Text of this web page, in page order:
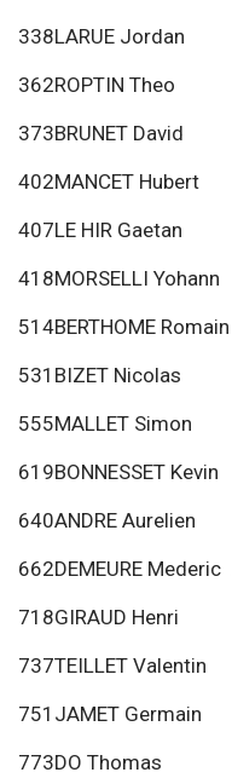
338LARUE Jordan
362ROPTIN Theo
373BRUNET David
402MANCET Hubert
407LE HIR Gaetan
418MORSELLI Yohann
514BERTHOME Romain
531 BIZET Nicolas
555MALLET Simon
619BONNESSET Kevin
640ANDRE Aurelien
662DEMEURE Mederic
718GIRAUD Henri
737TEILLET Valentin
751 JAMET Germain
773DO Thomas